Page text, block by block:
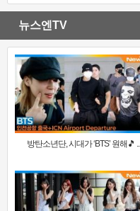
뉴스엔TV
방탄소년단, 시대가 ‘BTS’ 원해🎵 ..